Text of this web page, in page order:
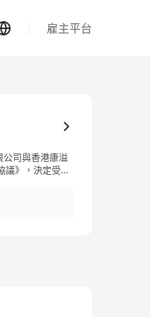
雇主平台
公司與香港康溢
議》，決定受讓
有權；並與港捷
議》，在香港
與香港康溢醫
訂《藥品品種